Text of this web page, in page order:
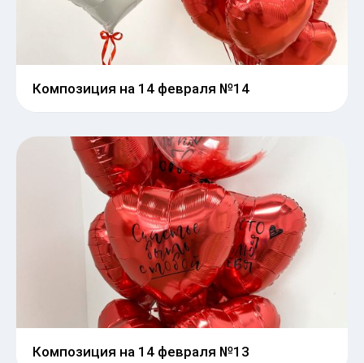
Композиция на 14 февраля №14
Композиция на 14 февраля №13